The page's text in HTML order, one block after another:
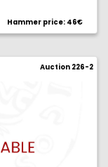
Hammer price: 46€
Auction 226-2